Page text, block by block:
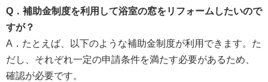
Q ．補助金制度を利用して浴室の窓をリフォームしたいので
すが？
A．たとえば、以下のような補助金制度が利用できます。た
だし、それぞれ一定の申請条件を満たす必要があるため、
確認が必要です。